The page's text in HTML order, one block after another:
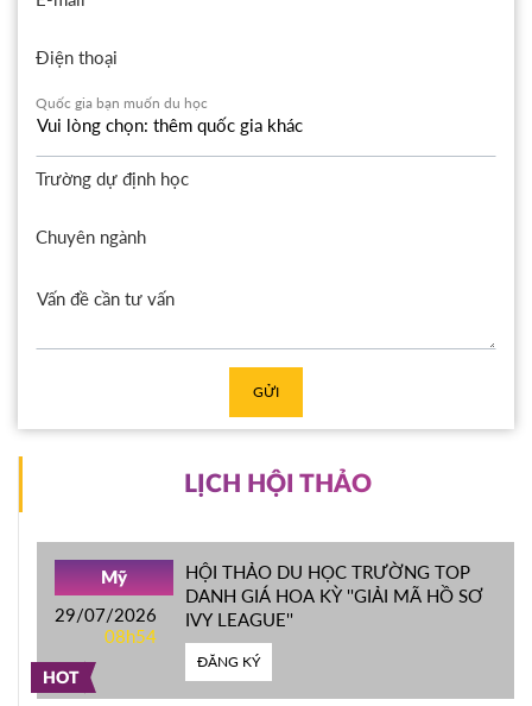
Điện thoại
Quốc gia bạn muốn du học
Trường dự định học
Chuyên ngành
GỬI
LỊCH HỘI THẢO
HOT
Mỹ
29/07/2026
08h54
HỘI THẢO DU HỌC TRƯỜNG TOP
DANH GIÁ HOA KỲ ''GIẢI MÃ HỒ SƠ
IVY LEAGUE''
ĐĂNG KÝ